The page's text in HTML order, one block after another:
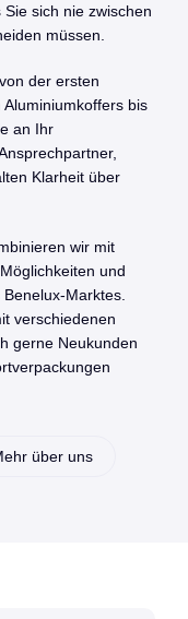
sich nie zwischen
müssen.
der ersten
bis
an Ihr
Klarheit über
wir mit
und
Marktes.
verschiedenen
gerne Neukunden
über uns